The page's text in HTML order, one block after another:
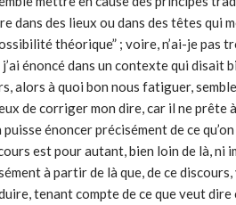
dans des lieux ou dans des têtes qui
théorique” ; voire, n’ai-je pas
énoncé dans un contexte qui disait
alors à quoi bon nous fatiguer,
de corriger mon dire, car il ne prête
énoncer précisément de ce qu’on
est pour autant, bien loin de là, ni
à partir de là que, de ce
tenant compte de ce que veut dire